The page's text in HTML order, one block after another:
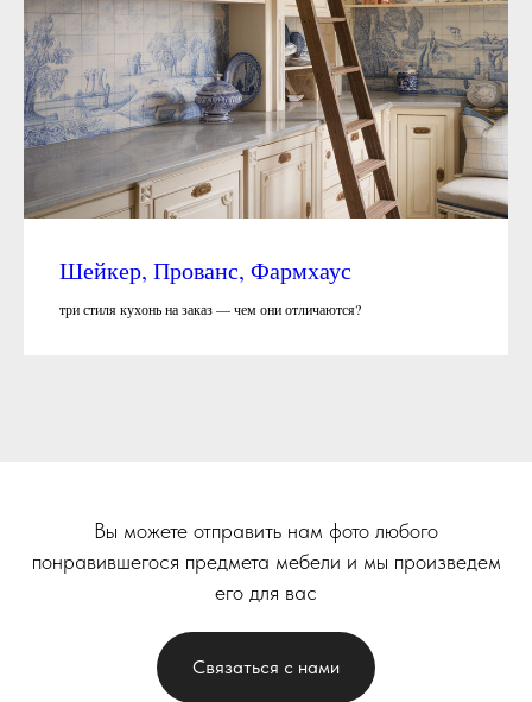
Шейкер, Прованс, Фармхаус
три стиля кухонь на заказ — чем они отличаются?
Вы можете отправить нам фото любого
понравившегося предмета мебели и мы произведем
его для вас
Связаться с нами